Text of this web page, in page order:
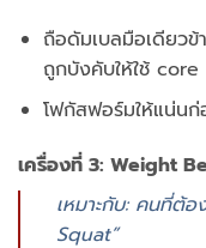
ถือดัมเบลมือเดียวข้
ถูกบังคับให้ใช้
โฟกัสฟอร์มให้แน่น
เครื่องที่ 3: Weight
เหมาะกับ: คนที่ต้
Squat”